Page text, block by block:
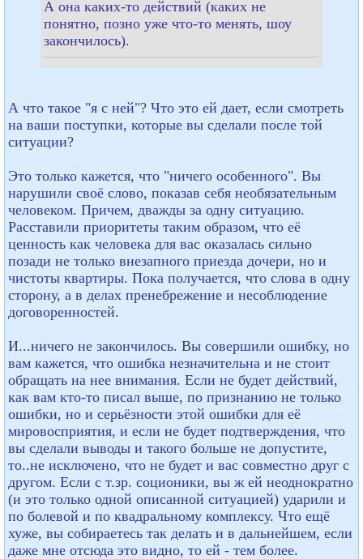
А она каких-то действий (каких не
понятно, позно уже что-то менять, шоу
закончилось).
А что такое "я с ней"? Что это ей дает, если смотреть
на ваши поступки, которые вы сделали после той
ситуации?
Это только кажется, что "ничего особенного". Вы
нарушили своё слово, показав себя необязательным
человеком. Причем, дважды за одну ситуацию.
Расставили приоритеты таким образом, что её
ценность как человека для вас оказалась сильно
позади не только внезапного приезда дочери, но и
чистоты квартиры. Пока получается, что слова в одну
сторону, а в делах пренебрежение и несоблюдение
договоренностей.
И...ничего не закончилось. Вы совершили ошибку, но
вам кажется, что ошибка незначительна и не стоит
обращать на нее внимания. Если не будет действий,
как вам кто-то писал выше, по признанию не только
ошибки, но и серьёзности этой ошибки для её
мировосприятия, и если не будет подтверждения, что
вы сделали выводы и такого больше не допустите,
то..не исключено, что не будет и вас совместно друг с
другом. Если с т.зр. соционики, вы ж ей неоднократно
(и это только одной описанной ситуацией) ударили и
по болевой и по квадральному комплексу. Что ещё
хуже, вы собираетесь так делать и в дальнейшем, если
даже мне отсюда это видно, то ей - тем более.